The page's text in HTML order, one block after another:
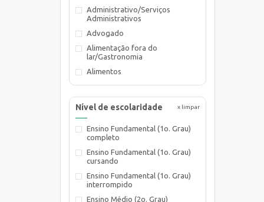
Administrativo/Serviços
Administrativos
Advogado
Alimentação fora do
lar/Gastronomia
Alimentos
Almoxarife
Assistente de Planejamento
Atendente Comercial
Auxiliar de Cozinha
Auxiliar de Laboratório
x limpar
Nível de escolaridade
Ensino Fundamental (1o. Grau)
completo
Ensino Fundamental (1o. Grau)
cursando
Ensino Fundamental (1o. Grau)
interrompido
Ensino Médio (2o. Grau)